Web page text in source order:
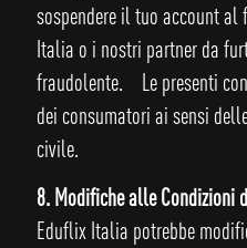
sospendere il tuo account al
Italia o i nostri partner da
fraudolente. Le presenti
dei consumatori ai sensi
civile.
8. Modifiche alle Condizioni
Eduflix Italia potrebbe